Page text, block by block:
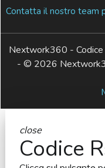
Contatta il nostro team
Nextwork360 -
- © 2026
close
Codice